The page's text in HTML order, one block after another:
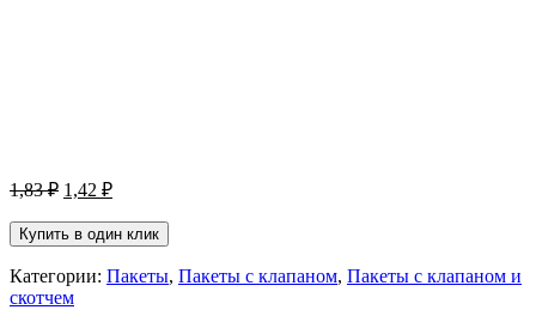
1,83₽ Первоначальная
составляла
1,83 ₽.
1,42 ₽Текущая
1,42 ₽.
Купить в один клик
Категории: Пакеты, Пакеты с клапаном, Пакеты с клапаном и
скотчем